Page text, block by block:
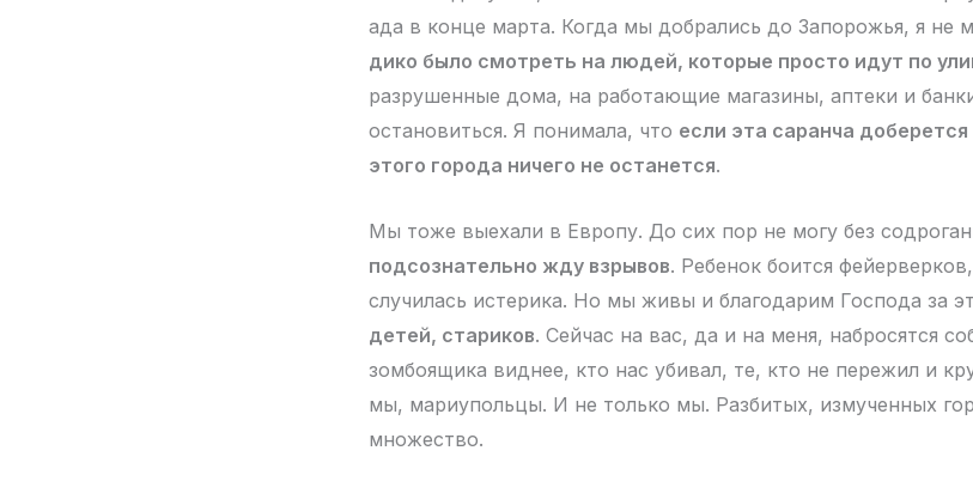
ада в конце марта. Когда мы добрались до Запорожья, я не
дико было смотреть на людей, которые просто идут по
разрушенные дома, на работающие магазины, аптеки и
остановиться. Я понимала, что если эта саранча
этого города ничего не останется.
Мы тоже выехали в Европу. До сих пор не могу без
подсознательно жду взрывов. Ребенок боится
случилась истерика. Но мы живы и благодарим Господа за
детей, стариков. Сейчас на вас, да и на меня, набросятся
зомбоящика виднее, кто нас убивал, те, кто не пережил и
мы, мариупольцы. И не только мы. Разбитых, измученных
множество.